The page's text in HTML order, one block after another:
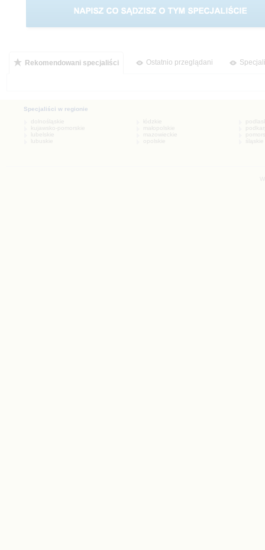
Rekomendowani specjaliści Ostatnio przeglądani